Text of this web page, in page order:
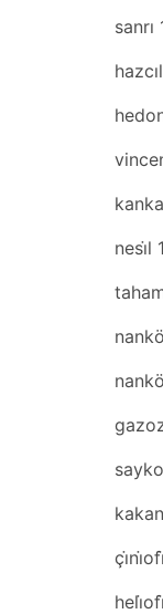
sanrı
kanka
nesi̇l 1
sayko